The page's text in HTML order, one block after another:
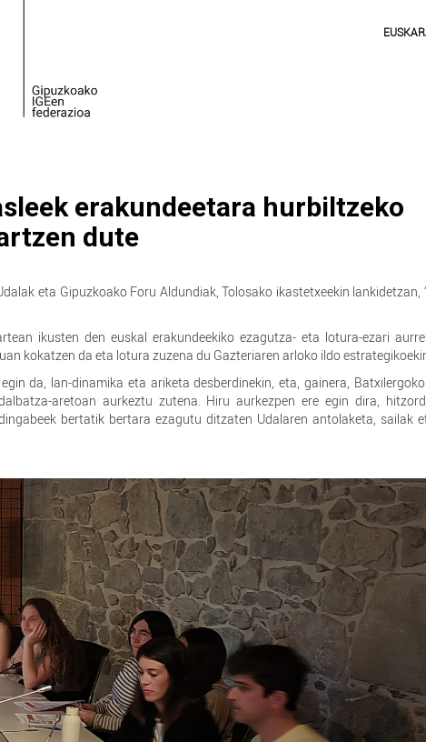
erakundeetara hurbiltzeko
dute
eta Gipuzkoako Foru Aldundiak, Tolosako ikastetxeekin lankidetzan,
ikusten den euskal erakundeekiko ezagutza- eta lotura-ezari
kokatzen da eta lotura zuzena du Gazteriaren arloko ildo
da, lan-dinamika eta ariketa desberdinekin, eta, gainera,
aretoan aurkeztu zutena. Hiru aurkezpen ere egin dira,
bertatik bertara ezagutu ditzaten Udalaren antolaketa, sailak